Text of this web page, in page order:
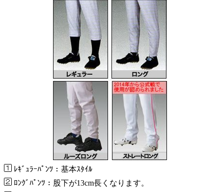
ﾚｷﾞｭﾗｰﾊﾟﾝﾂ：基本ｽﾀｲﾙ
ﾛﾝｸﾞﾊﾟﾝﾂ：股下が13cm長くなります。